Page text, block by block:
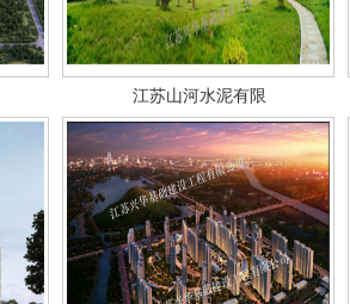
江苏山河水泥有限